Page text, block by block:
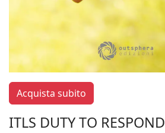
Acquista subito
ITLS DUTY TO RESPOND